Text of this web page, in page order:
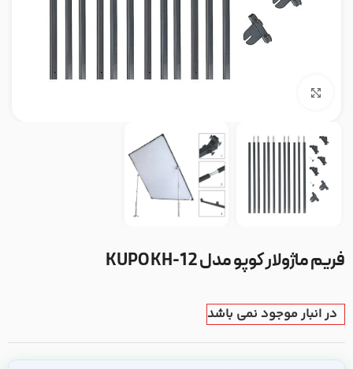
فریم ماژولار کوپو مدل KUPO KH-12
در انبار موجود نمی باشد